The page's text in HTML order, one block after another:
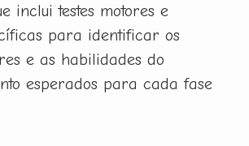
inclui testes motores e
para identificar os
e as habilidades do
esperados para cada fase